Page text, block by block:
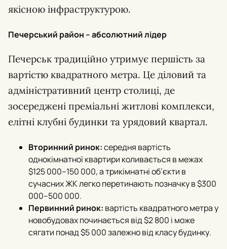
якісною інфраструктурою.
Печерський район – абсолютний лідер
Печерськ традиційно утримує першість за
вартістю квадратного метра. Це діловий та
адміністративний центр столиці, де
зосереджені преміальні житлові комплекси,
елітні клубні будинки та урядовий квартал.
Вторинний ринок:середня вартість
однокімнатної квартири коливається в межах
$125 000–150 000, а трикімнатні об’єкти в
сучасних ЖК легко перетинають позначку в $300
000–500 000.
Первинний ринок: вартість квадратного метра у
новобудовах починається від $2 800 і може
сягати понад $5 000 залежно від класу будинку.